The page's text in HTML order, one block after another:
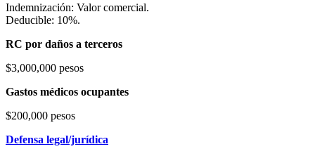
Indemnización: Valor comercial.
Deducible: 10%.
RC por daños a terceros
$3,000,000 pesos
Gastos médicos ocupantes
$200,000 pesos
Defensa legal/jurídica